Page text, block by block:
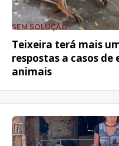
SEM SOLUÇÃO
Teixeira terá mais
respostas a casos
animais